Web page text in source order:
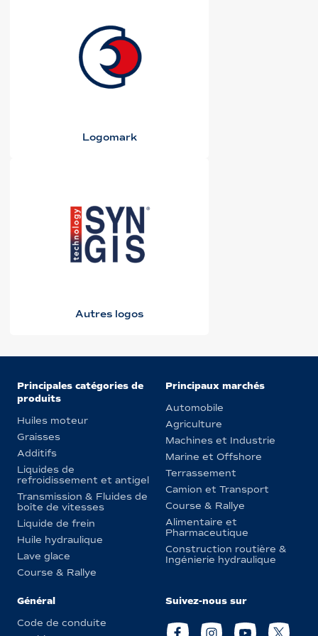
Logomark
Autres logos
Principales catégories de
produits
Huiles moteur
Graisses
Additifs
Liquides de
refroidissement et antigel
Transmission & Fluides de
boîte de vitesses
Liquide de frein
Huile hydraulique
Lave glace
Course & Rallye
Principaux marchés
Automobile
Agriculture
Machines et Industrie
Marine et Offshore
Terrassement
Camion et Transport
Course & Rallye
Alimentaire et
Pharmaceutique
Construction routière &
Ingénierie hydraulique
Général
Code de conduite
Suivez-nous sur